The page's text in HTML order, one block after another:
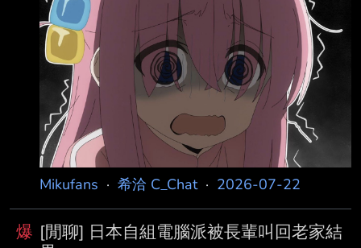
個人。 「我看過太多人走在我前面，最後迷失
了自己。」 「我也曾經有一些朋友……但他們現
在已經不再是我的朋友，因為他們
Instagram、Snapchat 和 Facebook 在內的社群
平 台。 法國是第一個歐盟國家禁止15歲以下兒
童使用社群媒體 法國國會參、眾兩院已於 7 月
21 日星期二通過這項法案，使法國成為歐盟第一
個通過全 面社群媒體年齡限制的成員國。 這項
禁令預定於 2026 年 9 月 1 日正式生效，屆時未
滿 15 歲的兒童將不再被允許建立新 的社群媒體
帳號。 此後，各平台還將有額外四個月的時間，
關閉那些在法律生效前
Mikufans · 希洽 C_Chat· 2026-07-22
爆 [閒聊] 日本自組電腦派被長輩叫回老家結